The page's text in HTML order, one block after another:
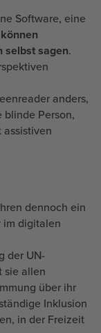
Software, eine
können
selbst sagen.
anders,
Person,
dennoch ein
im digitalen
der UN-
sie allen
über ihr
Inklusion
in der Freizeit